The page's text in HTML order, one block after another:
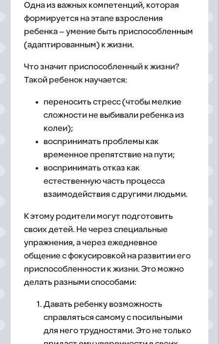
Одна из важных компетенций, которая
формируется на этапе взросления
ребенка – умение быть приспособленным
(адаптированным) к жизни.
Что значит приспособленный к жизни?
Такой ребенок научается:
переносить стресс (чтобы мелкие
сложности не выбивали ребенка из
колеи);
воспринимать проблемы как
временное препятствие на пути;
воспринимать отказ как
естественную часть процесса
взаимодействия с другими людьми.
К этому родители могут подготовить
своих детей. Не через специальные
упражнения, а через ежедневное
общение с фокусировкой на развитии его
приспособленности к жизни. Это можно
делать разными способами:
Давать ребенку возможность
справляться самому с посильными
для него трудностями. Это не только